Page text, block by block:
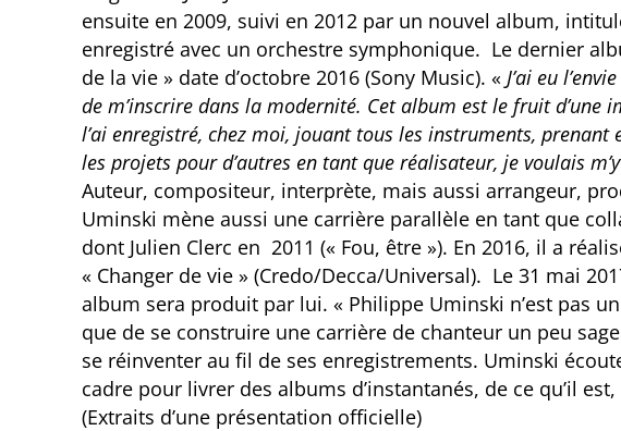
ensuite en 2009, suivi en 2012 par un nouvel album,
enregistré avec un orchestre symphonique. Le dernier
de la vie » date d’octobre 2016 (Sony Music). «J’ai eu
de m’inscrire dans la modernité. Cet album est le fruit d’une
l’ai enregistré, chez moi, jouant tous les instruments, prenant
les projets pour d’autres en tant que réalisateur, je voulais
Auteur, compositeur, interprète, mais aussi arrangeur,
Uminski mène aussi une carrière parallèle en tant que
dont Julien Clerc en 2011 (« Fou, être »). En 2016, il a
« Changer de vie » (Credo/Decca/Universal). Le 31 mai
album sera produit par lui. « Philippe Uminski n’est pas
que de se construire une carrière de chanteur un peu
se réinventer au fil de ses enregistrements. Uminski
cadre pour livrer des albums d’instantanés, de ce qu’il
(Extraits d’une présentation officielle)